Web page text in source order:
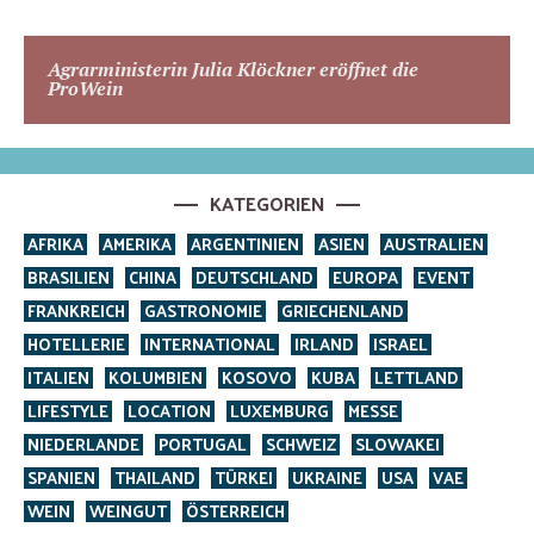
Agrarministerin Julia Klöckner eröffnet die
ProWein
KATEGORIEN
AFRIKA AMERIKA ARGENTINIEN ASIEN
AUSTRALIEN
BRASILIEN
CHINA DEUTSCHLAND EUROPA
EVENT
FRANKREICH
GASTRONOMIE
GRIECHENLAND
HOTELLERIE
INTERNATIONAL IRLAND
ISRAEL
ITALIEN
KOLUMBIEN KOSOVO KUBA
LETTLAND
LIFESTYLE
LOCATION LUXEMBURG
MESSE
NIEDERLANDE
PORTUGAL SCHWEIZ
SLOWAKEI
SPANIEN
THAILAND TÜRKEI UKRAINE USA
VAE
WEIN
WEINGUT ÖSTERREICH